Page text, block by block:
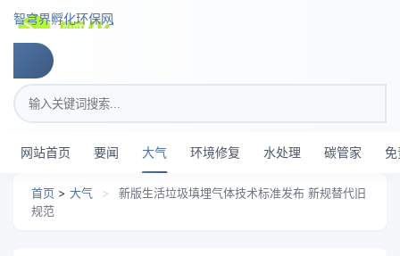
智穹界孵化环保网
搜索关键词
网站首页 要闻 大气 环境修复 水处理 碳管家 免
首页 > 大气 >
新版生活垃圾填埋气体技术标准发布 新规替代旧
规范